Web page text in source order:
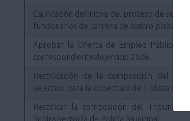
Calificación definitiva del proceso de
funcionarios de carrera de cuatro plazas
Aprobar la Oferta de Empleo Público
correspondientealejercicio 2026
Rectificación de la composición del
selectivo para la cobertura de 1 plaza de
Rectificar la composición del Tribunal
Subinspector/a de Policía Municipal